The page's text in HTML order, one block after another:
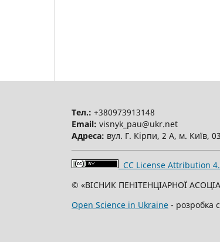
Тел.: +380973913148
Email: visnyk_pau@ukr.net
Адреса: вул. Г. Кірпи, 2 А, м. Київ,
CC License Attribution
© «ВІСНИК ПЕНІТЕНЦІАРНОЇ
Open Science in Ukraine - розробка